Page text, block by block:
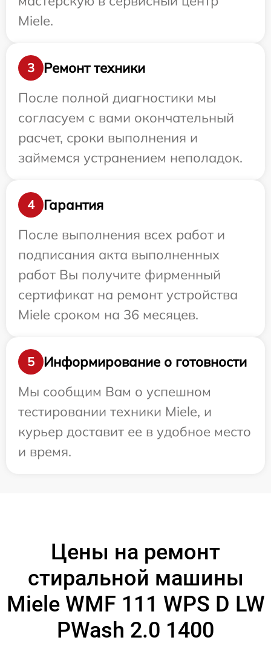
Miele.
3
Ремонт техники
После полной диагностики мы
согласуем с вами окончательный
расчет, сроки выполнения и
займемся устранением неполадок.
4
Гарантия
После выполнения всех работ и
подписания акта выполненных
работ Вы получите фирменный
сертификат на ремонт устройства
Miele сроком на 36 месяцев.
5
Информирование о готовности
Мы сообщим Вам о успешном
тестировании техники Miele, и
курьер доставит ее в удобное место
и время.
Цены на ремонт
стиральной машины
Miele WMF 111 WPS D LW
PWash 2.0 1400